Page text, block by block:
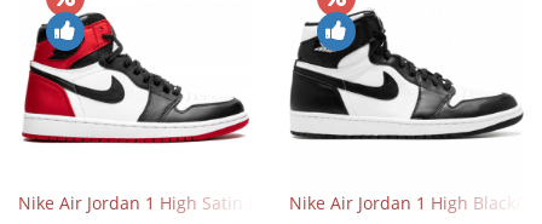
Nike Air Jordan 1 High Satin Black ToeNike Air Jordan 1 High Black/